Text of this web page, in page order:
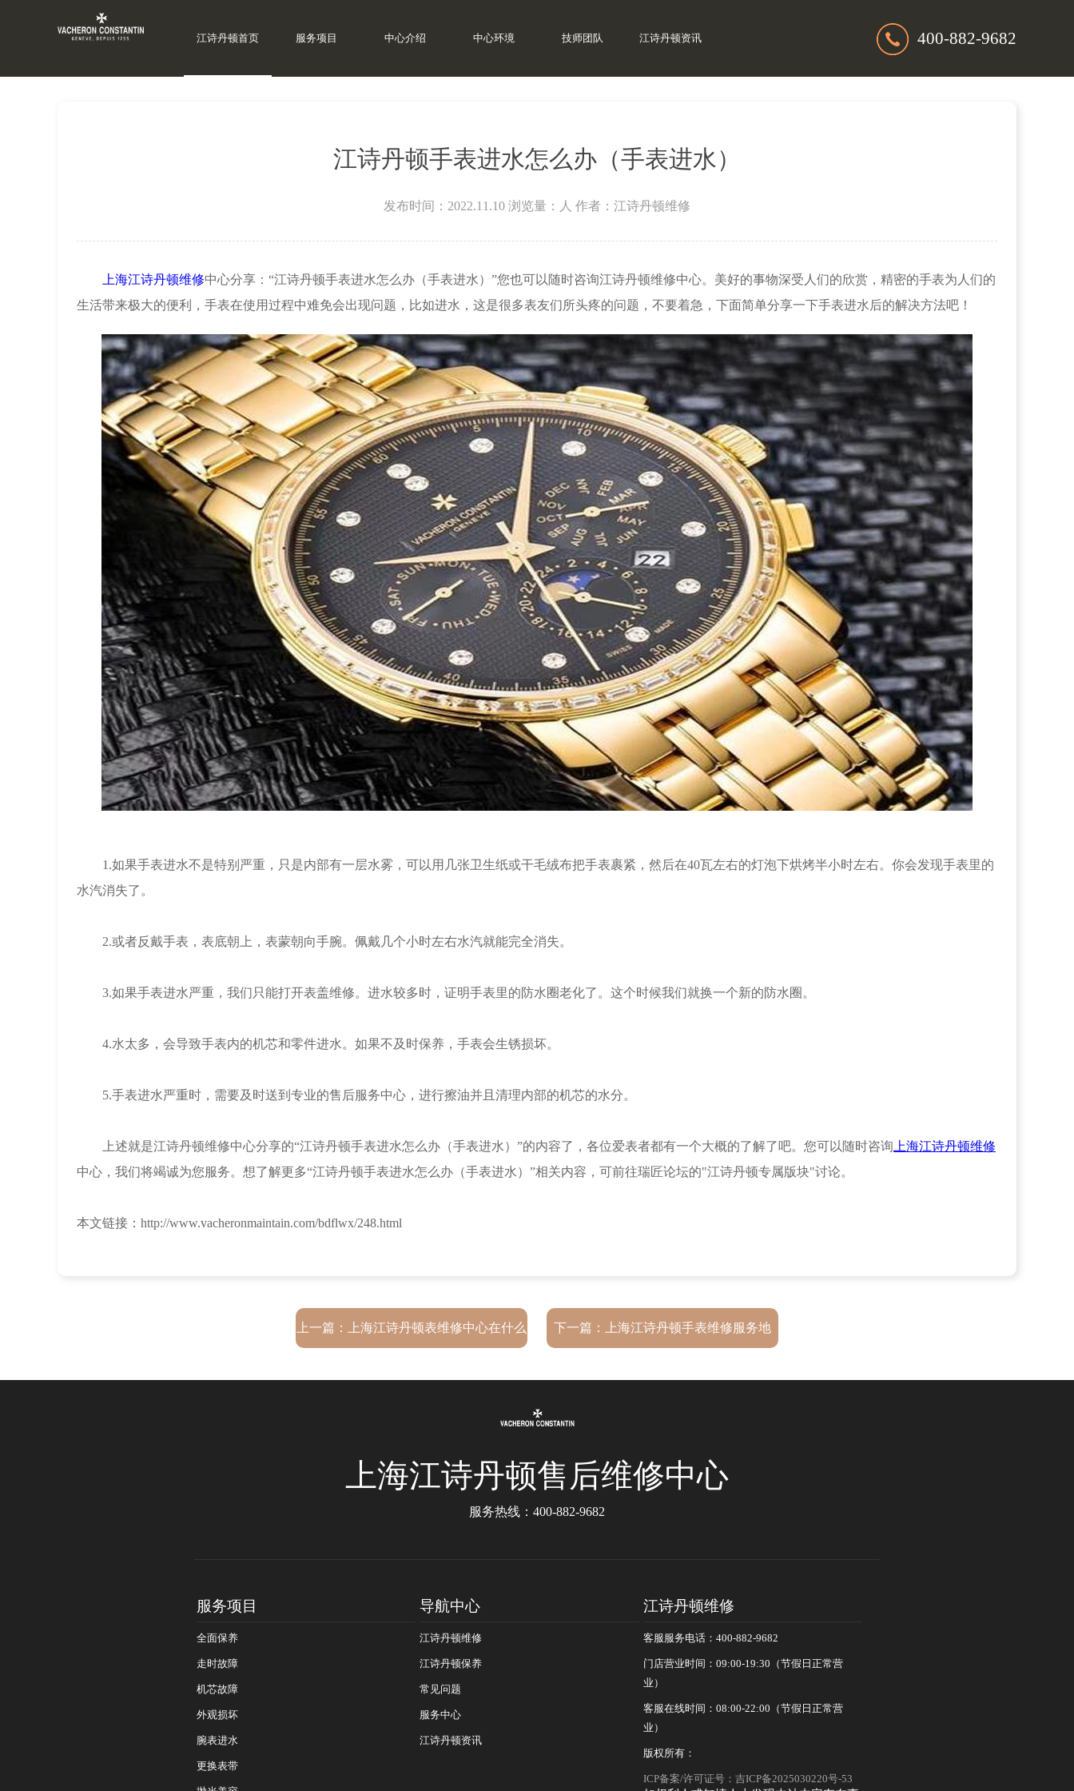
江诗丹顿首页 服务项目 中心介绍 中心环境 技师团队 江诗丹顿资讯 400-882-9682
江诗丹顿手表进水怎么办（手表进水）
发布时间：2022.11.10 浏览量： 人 作者：江诗丹顿维修
上海江诗丹顿维修中心分享：“江诗丹顿手表进水怎么办（手表进水）”您也可以随时咨询江诗丹顿维修中心。美好的事物深受人们的欣赏，精密的手表为人们的
生活带来极大的便利，手表在使用过程中难免会出现问题，比如进水，这是很多表友们所头疼的问题，不要着急，下面简单分享一下手表进水后的解决方法吧！
1.如果手表进水不是特别严重，只是内部有一层水雾，可以用几张卫生纸或干毛绒布把手表裹紧，然后在40瓦左右的灯泡下烘烤半小时左右。你会发现手表里的
水汽消失了。
2.或者反戴手表，表底朝上，表蒙朝向手腕。佩戴几个小时左右水汽就能完全消失。
3.如果手表进水严重，我们只能打开表盖维修。进水较多时，证明手表里的防水圈老化了。这个时候我们就换一个新的防水圈。
4.水太多，会导致手表内的机芯和零件进水。如果不及时保养，手表会生锈损坏。
5.手表进水严重时，需要及时送到专业的售后服务中心，进行擦油并且清理内部的机芯的水分。
上述就是江诗丹顿维修中心分享的“江诗丹顿手表进水怎么办（手表进水）”的内容了，各位爱表者都有一个大概的了解了吧。您可以随时咨询 上海江诗丹顿维修
中心，我们将竭诚为您服务。想了解更多“江诗丹顿手表进水怎么办（手表进水）”相关内容，可前往瑞匠论坛的"江诗丹顿专属版块"讨论。
本文链接：http://www.vacheronmaintain.com/bdflwx/248.html
上一篇： 上海江诗丹顿表维修中心在什么 下一篇： 上海江诗丹顿手表维修服务地
上海江诗丹顿售后维修中心
服务热线： 400-882-9682
服务项目
全面保养
走时故障
机芯故障
外观损坏
腕表进水
更换表带
导航中心
江诗丹顿维修
江诗丹顿保养
常见问题
服务中心
江诗丹顿资讯
江诗丹顿维修
客服服务电话：400-882-9682
门店营业时间：09:00-19:30（节假日正常营
业）
客服在线时间：08:00-22:00（节假日正常营
业）
版权所有：
ICP备案/许可证号：吉ICP备2025030220号-53